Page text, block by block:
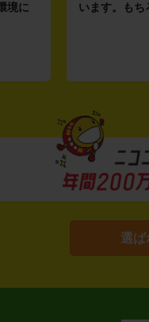
境に
います。もち
選ば